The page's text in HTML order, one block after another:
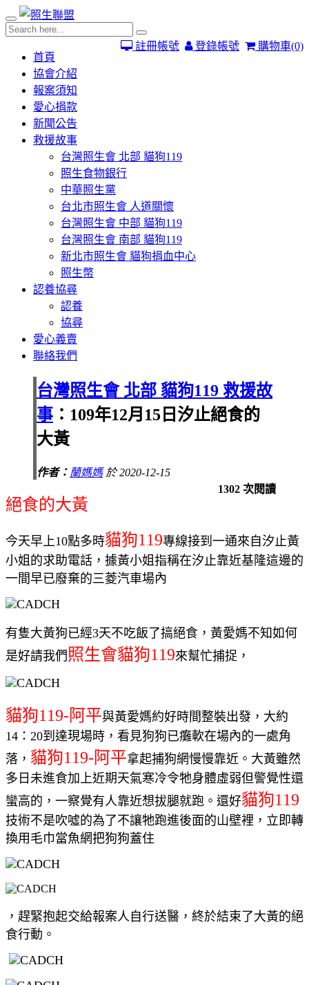
購物車(0)
登錄帳號
註冊帳號
首頁
協會介紹
報案須知
愛心捐款
新聞公告
救援故事
台灣照生會 北部 貓狗119
照生食物銀行
中華照生黨
台北市照生會 人道關懷
台灣照生會 中部 貓狗119
台灣照生會 南部 貓狗119
新北市照生會 貓狗捐血中心
照生幣
認養協尋
認養
協尋
愛心義賣
聯絡我們
台灣照生會 北部 貓狗119 救援故
事 ：109年12月15日汐止絕食的
大黃
作者： 蘭媽媽於 2020-12-15
1302 次閱讀
絕食的大黃
今天早上10點多時貓狗119專線接到一通來自汐止黃
小姐的求助電話，據黃小姐指稱在汐止靠近基隆這邊的
一間早已廢棄的三菱汽車場內
有隻大黃狗已經3天不吃飯了搞絕食，黃愛媽不知如何
是好請我們 照生會貓狗119來幫忙捕捉，
貓狗119-阿平與黃愛媽約好時間整裝出發，大約
14：20到達現場時，看見狗狗已癱軟在場內的一處角
落， 貓狗119-阿平拿起捕狗網慢慢靠近。大黃雖然
多日未進食加上近期天氣寒冷令牠身體虛弱但警覺性還
蠻高的，一察覺有人靠近想拔腿就跑。還好貓狗119
技術不是吹噓的為了不讓牠跑進後面的山壁裡，立即轉
換用毛巾當魚網把狗狗蓋住
，趕緊抱起交給報案人自行送醫，終於結束了大黃的絕
食行動。